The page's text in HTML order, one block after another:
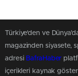
Türkiye'den ve
magazinden siyasete,
adresi BafraHaber
içerikleri kaynak